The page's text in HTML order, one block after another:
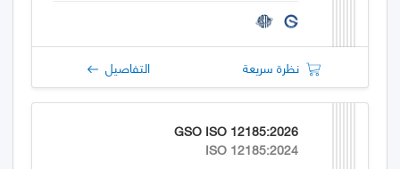
نظرة سريعة التفاصيل
GSO ISO 12185:2026
ISO 12185:2024